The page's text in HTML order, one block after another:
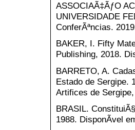
ASSOCIAÃ‡ÃƒO
UNIVERSIDADE
ConferÃªncias.
BAKER, I. Fifty
Publishing, 2018.
BARRETO, A.
Estado de Sergipe.
Artifices de
BRASIL.
1988. DisponÃ­vel